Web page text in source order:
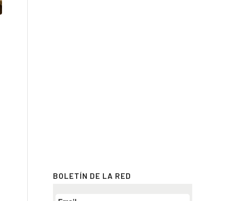
BOLETÍN DE LA RED